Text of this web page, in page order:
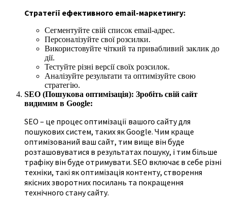
Стратегії ефективного email-маркетингу:
Сегментуйте свій список email-адрес.
Персоналізуйте свої розсилки.
Використовуйте чіткий та привабливий заклик до
дії.
Тестуйте різні версії своїх розсилок.
Аналізуйте результати та оптимізуйте свою
стратегію.
SEO (Пошукова оптимізація): Зробіть свій сайт
видимим в Google:
SEO – це процес оптимізації вашого сайту для
пошукових систем, таких як Google. Чим краще
оптимізований ваш сайт, тим вище він буде
розташовуватися в результатах пошуку, і тим більше
трафіку він буде отримувати. SEO включає в себе різні
техніки, такі як оптимізація контенту, створення
якісних зворотних посилань та покращення
технічного стану сайту.